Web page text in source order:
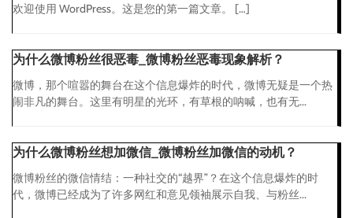
欢迎使用 WordPress。这是您的第一篇文章。 […]
为什么微博粉丝很恶毒_微博粉丝恶毒现象解析？
微博，那个喧嚣的舞台在这个信息爆炸的时代，微博无疑是一个热
闹非凡的舞台。这里有明星的光环，有草根的呐喊，也有无...
为什么微博粉丝想加微信_微博粉丝加微信的动机？
微博粉丝的微信情结：一种社交的“越界”？在这个信息爆炸的时
代，微博已经成为了许多网红和意见领袖展示自我、与粉丝...